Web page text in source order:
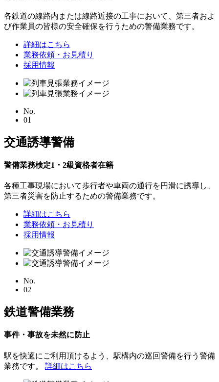
各鉄道の線路内または線路近接の工事において、第三者およ
び作業員の皆様の安全確保を行うための警備業務です。
詳細はこちら
業務依頼・お見積り
採用情報
No.
01
交通誘導警備
警備業務検定1・2級資格者在籍
各種工事現場において歩行者や車両の通行を円滑に誘導し、
第三者災害を防止するための警備業務です。
詳細はこちら
業務依頼・お見積り
採用情報
No.
02
鉄道警備業務
事件・事故を未然に防止
駅を快適にご利用頂けるよう、駅構内の巡回警備を行う警備
業務です。 詳細はこちら